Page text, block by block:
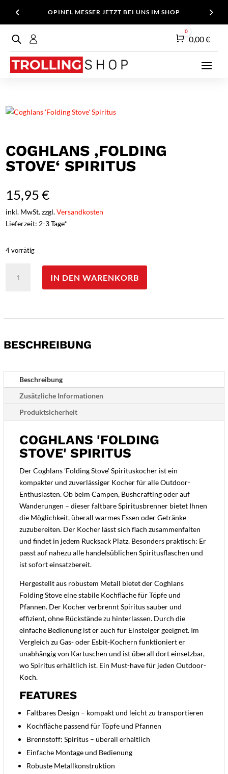
OPINEL MESSER JETZT BEI UNS IM SHOP
Warenkorb
0
0,00€
COGHLANS ‚FOLDING
STOVE‘ SPIRITUS
15,95€
inkl. MwSt. zzgl.Versandkosten
Lieferzeit: 2-3 Tage*
4 vorrätig
'Folding
IN DEN WARENKORB
BESCHREIBUNG
Beschreibung
Zusätzliche Informationen
Produktsicherheit
COGHLANS 'FOLDING
STOVE' SPIRITUS
Der Coghlans 'Folding Stove' Spirituskocher ist ein
kompakter und zuverlässiger Kocher für alle Outdoor-
Enthusiasten. Ob beim Campen, Bushcrafting oder auf
Wanderungen – dieser faltbare Spiritusbrenner bietet Ihnen
die Möglichkeit, überall warmes Essen oder Getränke
zuzubereiten. Der Kocher lässt sich flach zusammenfalten
und findet in jedem Rucksack Platz. Besonders praktisch: Er
passt auf nahezu alle handelsüblichen Spiritusflaschen und
ist sofort einsatzbereit.
Hergestellt aus robustem Metall bietet der Coghlans
Folding Stove eine stabile Kochfläche für Töpfe und
Pfannen. Der Kocher verbrennt Spiritus sauber und
effizient, ohne Rückstände zu hinterlassen. Durch die
einfache Bedienung ist er auch für Einsteiger geeignet. Im
Vergleich zu Gas- oder Esbit-Kochern funktioniert er
unabhängig von Kartuschen und ist überall dort einsetzbar,
wo Spiritus erhältlich ist. Ein Must-have für jeden Outdoor-
Koch.
FEATURES
Faltbares Design – kompakt und leicht zu transportieren
Kochfläche passend für Töpfe und Pfannen
Brennstoff: Spiritus – überall erhältlich
Einfache Montage und Bedienung
Robuste Metallkonstruktion